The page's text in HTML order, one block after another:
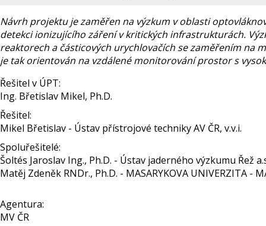
Návrh projektu je zaměřen na výzkum v oblasti
detekci ionizujícího záření v kritických infrastrukturách.
reaktorech a částicových urychlovačích se zaměřením na
je tak orientován na vzdálené monitorování prostor s
Řešitel v ÚPT:
Ing. Břetislav Mikel, Ph.D.
Řešitel:
Mikel Břetislav - Ústav přístrojové techniky AV ČR, v.v.i.
Spoluřešitelé:
Šoltés Jaroslav Ing., Ph.D. - Ústav jaderného výzkumu Řež
Matěj Zdeněk RNDr., Ph.D. - MASARYKOVA UNIVERZITA -
Agentura:
MV ČR